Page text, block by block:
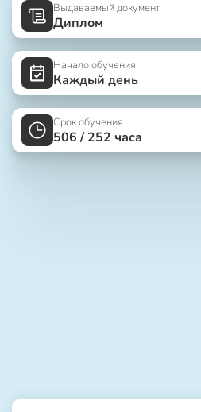
Выдаваемый документ
Диплом
Начало обучения
Каждый день
Срок обучения
506 / 252 часа